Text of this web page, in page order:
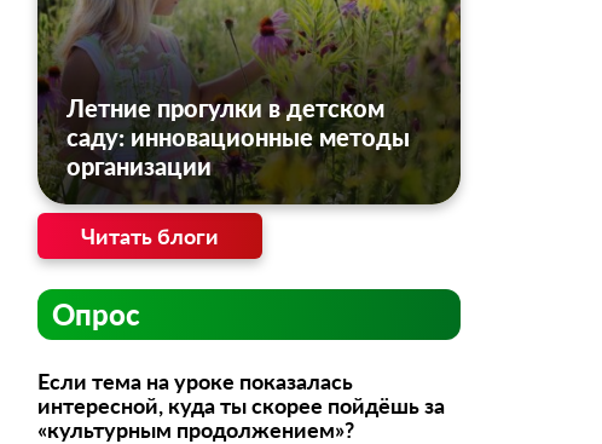
Летние прогулки в детском
саду: инновационные методы
организации
Читать блоги
Опрос
Если тема на уроке показалась
интересной, куда ты скорее пойдёшь за
«культурным продолжением»?